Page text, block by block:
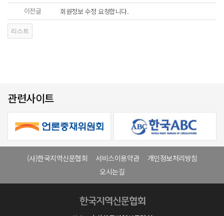
이전글
회원정보 수정 요청합니다.
관련사이트
(사)한국지역신문협회 서비스이용약관
개인정보처리방침
오시는길